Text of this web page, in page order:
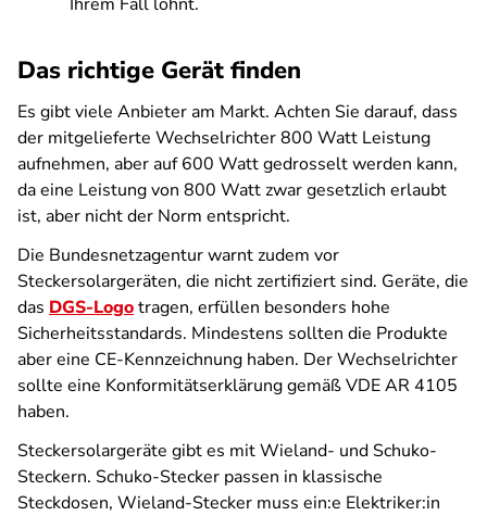
Das richtige Gerät finden
Es gibt viele Anbieter am Markt. Achten Sie darauf, dass
der mitgelieferte Wechselrichter 800 Watt Leistung
aufnehmen, aber auf 600 Watt gedrosselt werden kann,
da eine Leistung von 800 Watt zwar gesetzlich erlaubt
ist, aber nicht der Norm entspricht.
Die Bundesnetzagentur warnt zudem vor
Steckersolargeräten, die nicht zertifiziert sind. Geräte, die
das DGS-Logotragen, erfüllen besonders hohe
Sicherheitsstandards. Mindestens sollten die Produkte
aber eine CE-Kennzeichnung haben. Der Wechselrichter
sollte eine Konformitätserklärung gemäß VDE AR 4105
haben.
Steckersolargeräte gibt es mit Wieland- und Schuko-
Steckern. Schuko-Stecker passen in klassische
Steckdosen, Wieland-Stecker muss ein:e Elektriker:in